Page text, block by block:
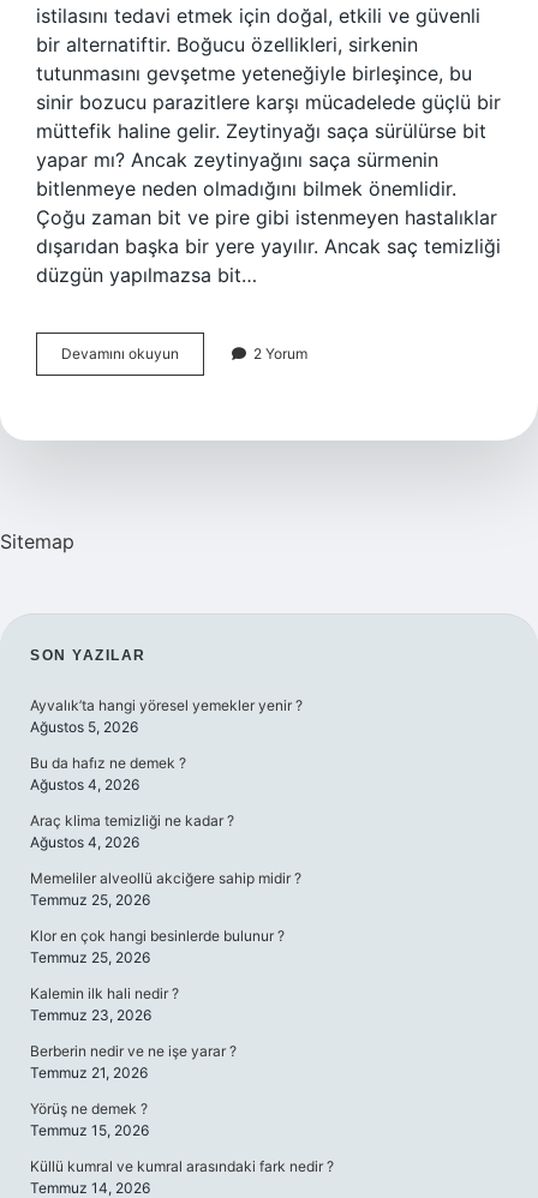
istilasını tedavi etmek için doğal, etkili ve güvenli
bir alternatiftir. Boğucu özellikleri, sirkenin
tutunmasını gevşetme yeteneğiyle birleşince, bu
sinir bozucu parazitlere karşı mücadelede güçlü bir
müttefik haline gelir. Zeytinyağı saça sürülürse bit
yapar mı? Ancak zeytinyağını saça sürmenin
bitlenmeye neden olmadığını bilmek önemlidir.
Çoğu zaman bit ve pire gibi istenmeyen hastalıklar
dışarıdan başka bir yere yayılır. Ancak saç temizliği
düzgün yapılmazsa bit…
Devamını okuyun Zeytinyağı
Ile
Temizlenir
2 Yorum
Sitemap
SIDEBAR
SON YAZILAR
Ayvalık’ta hangi yöresel yemekler yenir ?
Ağustos 5, 2026
Bu da hafız ne demek ?
Ağustos 4, 2026
Araç klima temizliği ne kadar ?
Ağustos 4, 2026
Memeliler alveollü akciğere sahip midir ?
Temmuz 25, 2026
Klor en çok hangi besinlerde bulunur ?
Temmuz 25, 2026
Kalemin ilk hali nedir ?
Temmuz 23, 2026
Berberin nedir ve ne işe yarar ?
Temmuz 21, 2026
Yörüş ne demek ?
Temmuz 15, 2026
Küllü kumral ve kumral arasındaki fark nedir ?
Temmuz 14, 2026